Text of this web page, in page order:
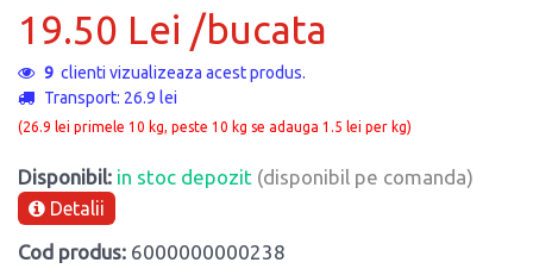
19.50 Lei /bucata
9 clienti vizualizeaza acest produs.
Transport: 26.9 lei
(26.9 lei primele 10 kg, peste 10 kg se adauga 1.5 lei per kg)
Disponibil: in stoc depozit (disponibil pe comanda)
Detalii
Cod produs: 6000000000238